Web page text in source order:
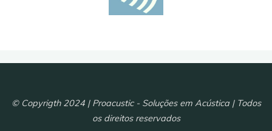
© Copyrigth 2024 | Proacustic - Soluções em Acústica | Todos
os direitos reservados